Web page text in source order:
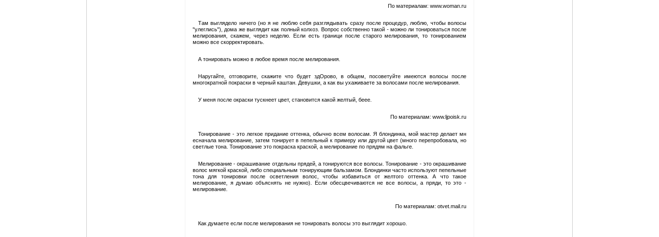
По материалам: www.woman.ru
Там выглядело ничего (но я не люблю себя разглядывать сразу после процедур, люблю, чтобы волосы
"улеглись"), дома же выглядит как полный колхоз. Вопрос собственно такой - можно ли тонироваться после
мелирования, скажем, через неделю. Если есть граници после старого мелирования, то тонированием
можно все скорректировать.
А тонировать можно в любое время после мелирования.
Наругайте, отговорите, скажите что будет здОрово, в общем, посоветуйте имеются волосы после
многократной покраски в черный каштан. Девушки, а как вы ухаживаете за волосами после мелирования.
У меня после окраски тускнеет цвет, становится какой желтый, беее.
По материалам: www.ljpoisk.ru
Тонирование - это легкое придание оттенка, обычно всем волосам. Я блондинка, мой мастер делает мн
есначала мелирование, затем тонирует в пепельный к примеру или другой цвет (много перепробовала, но
светлые тона. Тонирование это покраска краской, а мелирование по прядям на фальге.
Мелирование - окрашивание отдельны прядей, а тонируются все волосы. Тонирование - это окрашивание
волос мягкой краской, либо специальным тонирующим бальзамом. Блондинки часто используют пепельные
тона для тонировки после осветления волос, чтобы избавиться от желтого оттенка. А что такое
мелирование, я думаю объяснять не нужно). Если обесцвечиваются не все волосы, а пряди, то это -
мелирование.
По материалам: otvet.mail.ru
Как думаете если после мелирования не тонировать волосы это выглядит хорошо.